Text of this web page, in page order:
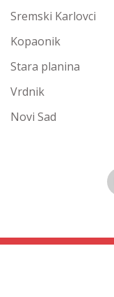
Sremski Karlovci
Kopaonik
Stara planina
Vrdnik
Novi Sad